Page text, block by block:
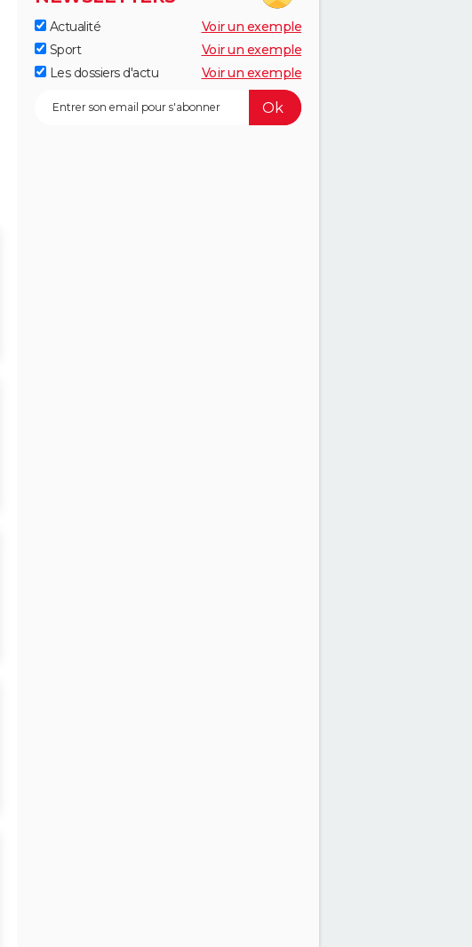
Actualité
Voir un exemple
Sport
Voir un exemple
Les dossiers d'actu
Voir un exemple